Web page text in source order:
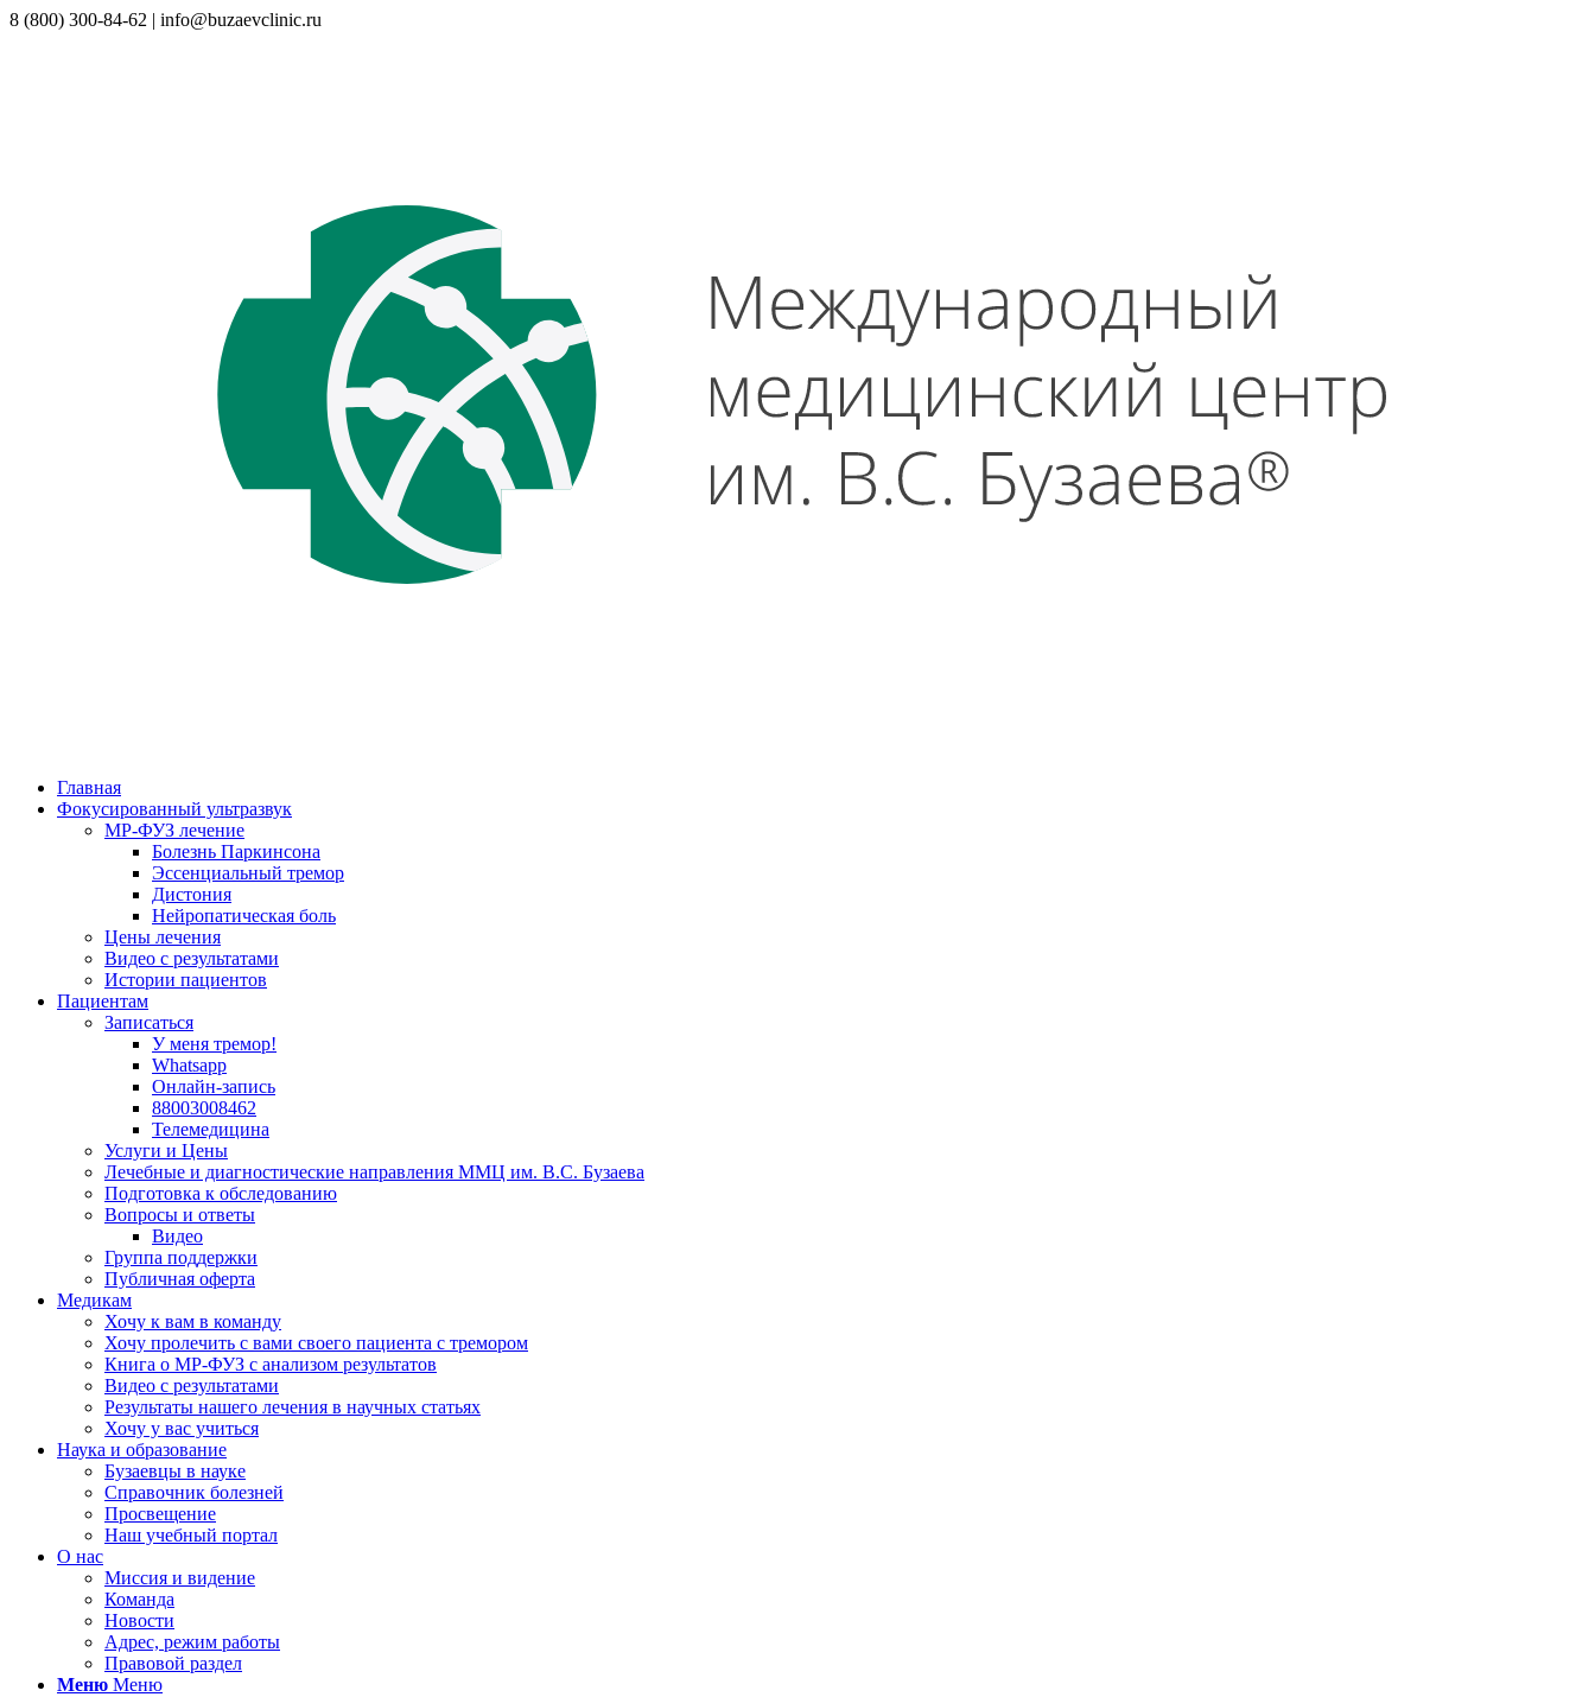
8 (800) 300-84-62 | info@buzaevclinic.ru
Главная
Фокусированный ультразвук
МР-ФУЗ лечение
Болезнь Паркинсона
Эссенциальный тремор
Дистония
Нейропатическая боль
Цены лечения
Видео с результатами
Истории пациентов
Пациентам
Записаться
У меня тремор!
Whatsapp
Онлайн-запись
88003008462
Телемедицина
Услуги и Цены
Лечебные и диагностические направления ММЦ им. В.С. Бузаева
Подготовка к обследованию
Вопросы и ответы
Видео
Группа поддержки
Публичная оферта
Медикам
Хочу к вам в команду
Хочу пролечить с вами своего пациента с тремором
Книга о МР-ФУЗ с aнализом результатов
Видео с результатами
Результаты нашего лечения в научных статьях
Хочу у вас учиться
Наука и образование
Бузаевцы в науке
Справочник болезней
Просвещение
Наш учебный портал
О нас
Миссия и видение
Команда
Новости
Адрес, режим работы
Правовой раздел
Меню Меню